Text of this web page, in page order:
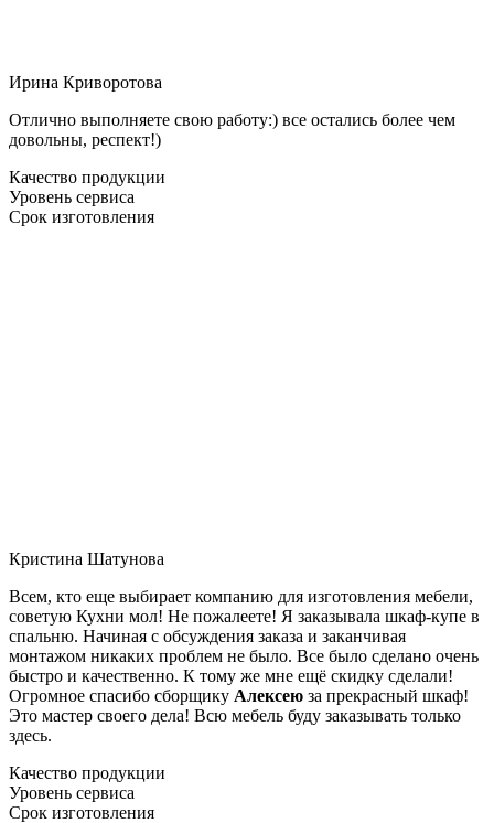
Ирина Криворотова
Отлично выполняете свою работу:) все остались более чем
довольны, респект!)
Качество продукции
Уровень сервиса
Срок изготовления
Кристина Шатунова
Всем, кто еще выбирает компанию для изготовления мебели,
советую Кухни мол! Не пожалеете! Я заказывала шкаф-купе в
спальню. Начиная с обсуждения заказа и заканчивая
монтажом никаких проблем не было. Все было сделано очень
быстро и качественно. К тому же мне ещё скидку сделали!
Огромное спасибо сборщику Алексею за прекрасный шкаф!
Это мастер своего дела! Всю мебель буду заказывать только
здесь.
Качество продукции
Уровень сервиса
Срок изготовления